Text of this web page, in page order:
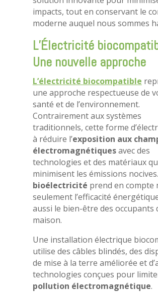
impacts, tout en conservant le
moderne auquel nous sommes
L’Électricité
Une nouvelle approche
L’électricité biocompatible
une approche respectueuse de
santé et de l’environnement.
Contrairement aux systèmes
traditionnels, cette forme
à réduire l’exposition aux
électromagnétiquesavec des
technologies et des matériaux
minimisent les émissions
bioélectricité prend en compte
seulement l’efficacité
aussi le bien-être des occupants
maison.
Une installation électrique
utilise des câbles blindés, des
de mise à la terre améliorée et
technologies conçues pour
pollution électromagnétique.